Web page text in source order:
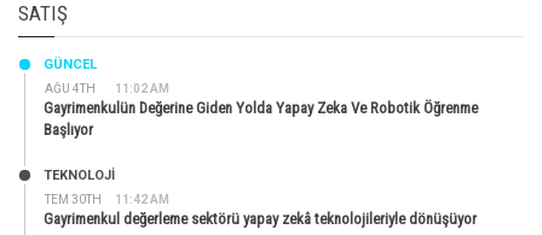
SATIŞ
AĞU 4TH 11:02 AM
GÜNCEL
Gayrimenkulün Değerine Giden Yolda Yapay Zeka Ve Robotik Öğrenme
Başlıyor
TEM 30TH 11:42 AM
TEKNOLOJİ
Gayrimenkul değerleme sektörü yapay zekâ teknolojileriyle dönüşüyor